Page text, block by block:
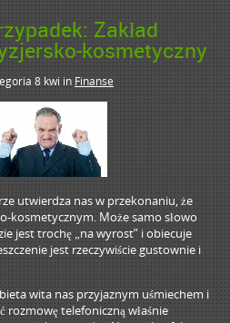
Zakład
kosmetyczny
8 kwiinFinanse
utwierdza nas w przekonaniu, że
kosmetycznym. Może samo słowo
jest trochę „na wyrost” i obiecuje
jest rzeczywiście gustownie i
wita nas przyjaznym uśmiechem i
rozmowę telefoniczną właśnie